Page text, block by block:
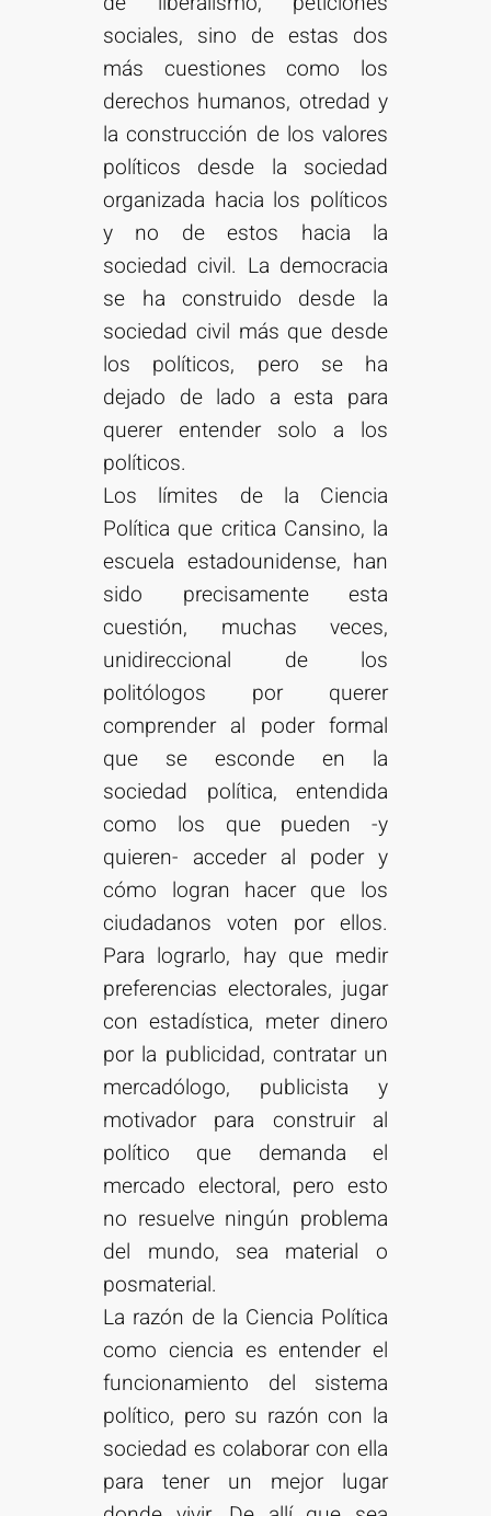
sociales, sino de estas dos
más cuestiones como los
derechos humanos, otredad y
la construcción de los valores
políticos desde la sociedad
organizada hacia los políticos
y no de estos hacia la
sociedad civil. La democracia
se ha construido desde la
sociedad civil más que desde
los políticos, pero se ha
dejado de lado a esta para
querer entender solo a los
políticos.
Los límites de la Ciencia
Política que critica Cansino, la
escuela estadounidense, han
sido precisamente esta
cuestión, muchas veces,
unidireccional de los
politólogos por querer
comprender al poder formal
que se esconde en la
sociedad política, entendida
como los que pueden -y
quieren- acceder al poder y
cómo logran hacer que los
ciudadanos voten por ellos.
Para lograrlo, hay que medir
preferencias electorales, jugar
con estadística, meter dinero
por la publicidad, contratar un
mercadólogo, publicista y
motivador para construir al
político que demanda el
mercado electoral, pero esto
no resuelve ningún problema
del mundo, sea material o
posmaterial.
La razón de la Ciencia Política
como ciencia es entender el
funcionamiento del sistema
político, pero su razón con la
sociedad es colaborar con ella
para tener un mejor lugar